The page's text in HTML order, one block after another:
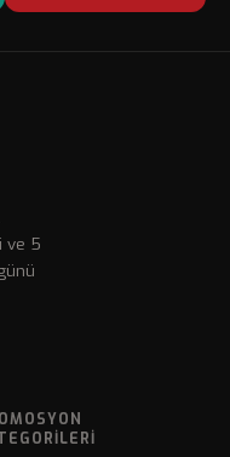
ve 5